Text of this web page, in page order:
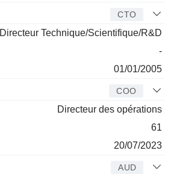
CTO
Directeur Technique/Scientifique/R&D
-
01/01/2005
COO
Directeur des opérations
61
20/07/2023
AUD